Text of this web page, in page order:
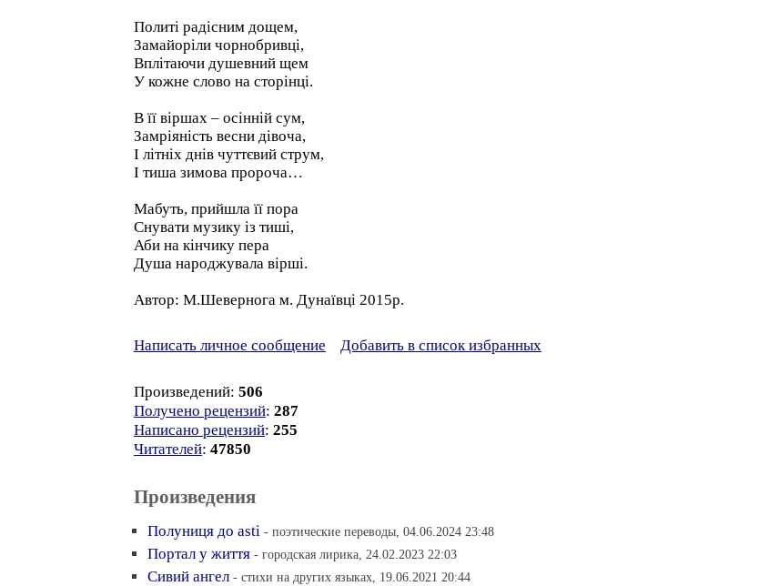
Политі радісним дощем,
Замайоріли чорнобривці,
Вплітаючи душевний щем
У кожне слово на сторінці.
В її віршах – осінній сум,
Замріяність весни дівоча,
І літніх днів чуттєвий струм,
І тиша зимова пророча…
Мабуть, прийшла її пора
Снувати музику із тиші,
Аби на кінчику пера
Душа народжувала вірші.
Автор: М.Шевернога м. Дунаївці 2015р.
Написать личное сообщение Добавить в список избранных
Произведений: 506
Получено рецензий: 287
Написано рецензий: 255
Читателей: 47850
Произведения
Полуниця до asti - поэтические переводы, 04.06.2024 23:48
Портал у життя - городская лирика, 24.02.2023 22:03
Сивий ангел - стихи на других языках, 19.06.2021 20:44